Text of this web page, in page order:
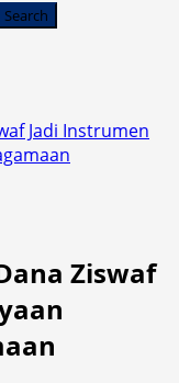
Jadi Instrumen
Ziswaf